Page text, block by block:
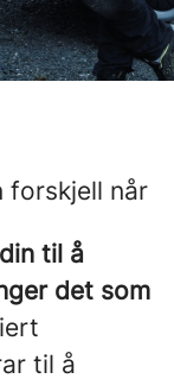
forskjell når
til å
det som
til å